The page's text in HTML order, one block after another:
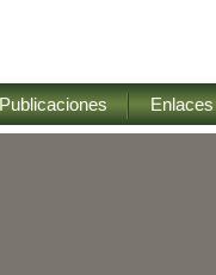
Publicaciones Enlaces